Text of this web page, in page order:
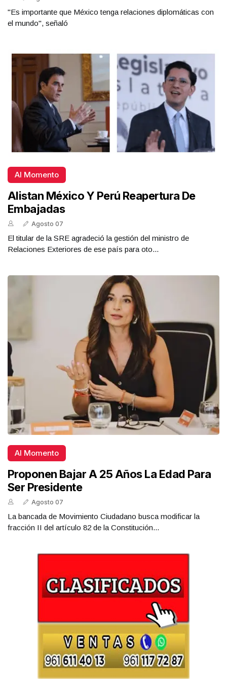
"Es importante que México tenga relaciones diplomáticas con
el mundo", señaló
Al Momento
Alistan México Y Perú Reapertura De
Embajadas
Agosto 07
El titular de la SRE agradeció la gestión del ministro de
Relaciones Exteriores de ese país para oto...
Al Momento
Proponen Bajar A 25 Años La Edad Para
Ser Presidente
Agosto 07
La bancada de Movimiento Ciudadano busca modificar la
fracción II del artículo 82 de la Constitución...